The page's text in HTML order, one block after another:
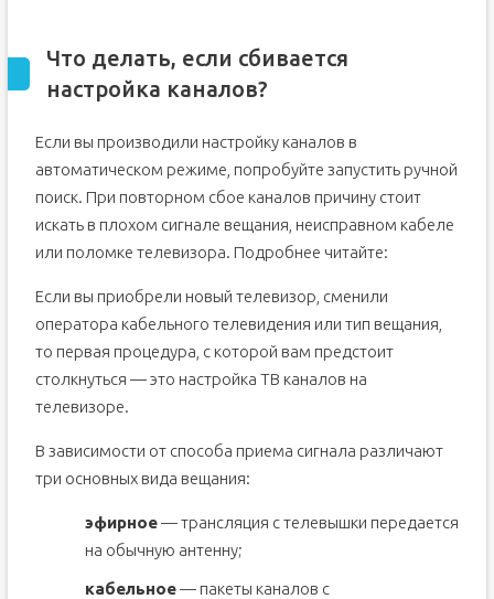
Что делать, если сбивается
настройка каналов?
Если вы производили настройку каналов в
автоматическом режиме, попробуйте запустить ручной
поиск. При повторном сбое каналов причину стоит
искать в плохом сигнале вещания, неисправном кабеле
или поломке телевизора. Подробнее читайте:
Если вы приобрели новый телевизор, сменили
оператора кабельного телевидения или тип вещания,
то первая процедура, с которой вам предстоит
столкнуться — это настройка ТВ каналов на
телевизоре.
В зависимости от способа приема сигнала различают
три основных вида вещания:
эфирное— трансляция с телевышки передается
на обычную антенну;
кабельное— пакеты каналов с